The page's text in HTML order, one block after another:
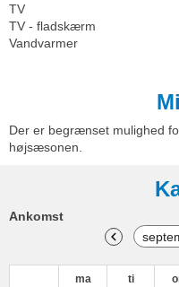
TV
TV - fladskærm
Vandvarmer
Der er begrænset mulighed
højsæsonen.
Ankomst
ma ti